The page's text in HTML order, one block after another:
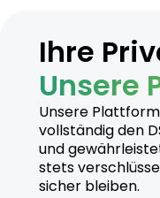
Ihre
Unsere
Unsere
vollständig den
und
stets
sicher bleiben.